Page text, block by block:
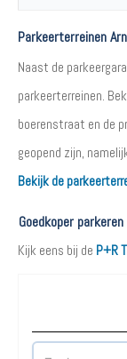
Parkeerterreinen
Naast de
parkeerterreinen.
boerenstraat en de
geopend zijn,
Bekijk de
Goedkoper
Kijk eens bij de P+R